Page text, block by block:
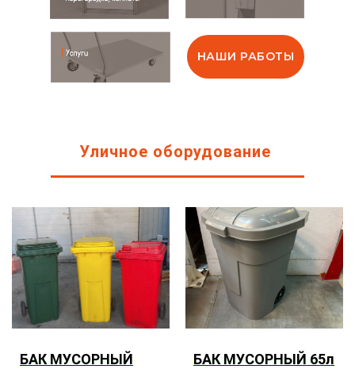
НАШИ РАБОТЫ
Уличное оборудование
БАК МУСОРНЫЙ
БАК МУСОРНЫЙ 65л